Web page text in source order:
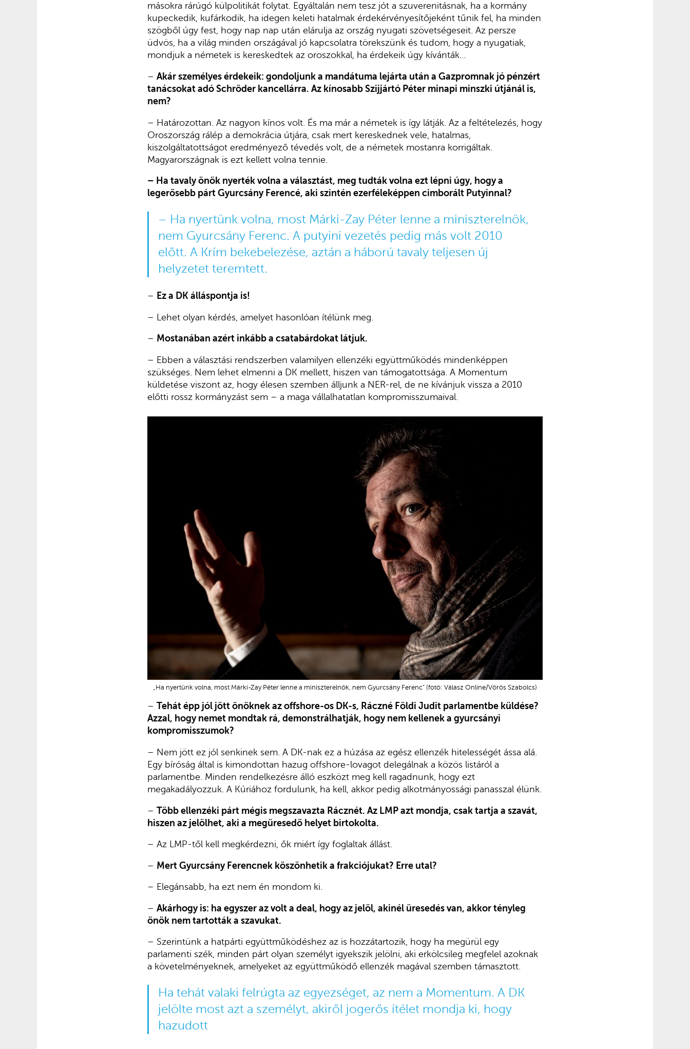
másokra rárúgó külpolitikát folytat. Egyáltalán nem tesz jót a szuverenitásnak, ha a kormány
kupeckedik, kufárkodik, ha idegen keleti hatalmak érdekérvényesítőjeként tűnik fel, ha minden
szögből úgy fest, hogy nap nap után elárulja az ország nyugati szövetségeseit. Az persze
üdvös, ha a világ minden országával jó kapcsolatra törekszünk és tudom, hogy a nyugatiak,
mondjuk a németek is kereskedtek az oroszokkal, ha érdekeik úgy kívánták…
– Akár személyes érdekeik: gondoljunk a mandátuma lejárta után a Gazpromnak jó pénzért
tanácsokat adó Schröder kancellárra. Az kínosabb Szijjártó Péter minapi minszki útjánál is,
nem?
– Határozottan. Az nagyon kínos volt. És ma már a németek is így látják. Az a feltételezés, hogy
Oroszország rálép a demokrácia útjára, csak mert kereskednek vele, hatalmas,
kiszolgáltatottságot eredményező tévedés volt, de a németek mostanra korrigáltak.
Magyarországnak is ezt kellett volna tennie.
– Ha tavaly önök nyerték volna a választást, meg tudták volna ezt lépni úgy, hogy a
legerősebb párt Gyurcsány Ferencé, aki szintén ezerféleképpen cimborált Putyinnal?
– Ha nyertünk volna, most Márki-Zay Péter lenne a miniszterelnök,
nem Gyurcsány Ferenc. A putyini vezetés pedig más volt 2010
előtt. A Krím bekebelezése, aztán a háború tavaly teljesen új
helyzetet teremtett.
– Ez a DK álláspontja is!
– Lehet olyan kérdés, amelyet hasonlóan ítélünk meg.
– Mostanában azért inkább a csatabárdokat látjuk.
– Ebben a választási rendszerben valamilyen ellenzéki együttműködés mindenképpen
szükséges. Nem lehet elmenni a DK mellett, hiszen van támogatottsága. A Momentum
küldetése viszont az, hogy élesen szemben álljunk a NER-rel, de ne kívánjuk vissza a 2010
előtti rossz kormányzást sem – a maga vállalhatatlan kompromisszumaival.
„Ha nyertünk volna, most Márki-Zay Péter lenne a miniszterelnök, nem Gyurcsány Ferenc” (fotó: Válasz Online/Vörös Szabolcs)
– Tehát épp jól jött önöknek az offshore-os DK-s, Ráczné Földi Judit parlamentbe küldése?
Azzal, hogy nemet mondtak rá, demonstrálhatják, hogy nem kellenek a gyurcsányi
kompromisszumok?
– Nem jött ez jól senkinek sem. A DK-nak ez a húzása az egész ellenzék hitelességét ássa alá.
Egy bíróság által is kimondottan hazug offshore-lovagot delegálnak a közös listáról a
parlamentbe. Minden rendelkezésre álló eszközt meg kell ragadnunk, hogy ezt
megakadályozzuk. A Kúriához fordulunk, ha kell, akkor pedig alkotmányossági panasszal élünk.
– Több ellenzéki párt mégis megszavazta Rácznét. Az LMP azt mondja, csak tartja a szavát,
hiszen az jelölhet, aki a megüresedő helyet birtokolta.
– Az LMP-től kell megkérdezni, ők miért így foglaltak állást.
– Mert Gyurcsány Ferencnek köszönhetik a frakciójukat? Erre utal?
– Elegánsabb, ha ezt nem én mondom ki.
– Akárhogy is: ha egyszer az volt a deal, hogy az jelöl, akinél üresedés van, akkor tényleg
önök nem tartották a szavukat.
– Szerintünk a hatpárti együttműködéshez az is hozzátartozik, hogy ha megürül egy
parlamenti szék, minden párt olyan személyt igyekszik jelölni, aki erkölcsileg megfelel azoknak
a követelményeknek, amelyeket az együttműködő ellenzék magával szemben támasztott.
Ha tehát valaki felrúgta az egyezséget, az nem a Momentum. A DK
jelölte most azt a személyt, akiről jogerős ítélet mondja ki, hogy
hazudott